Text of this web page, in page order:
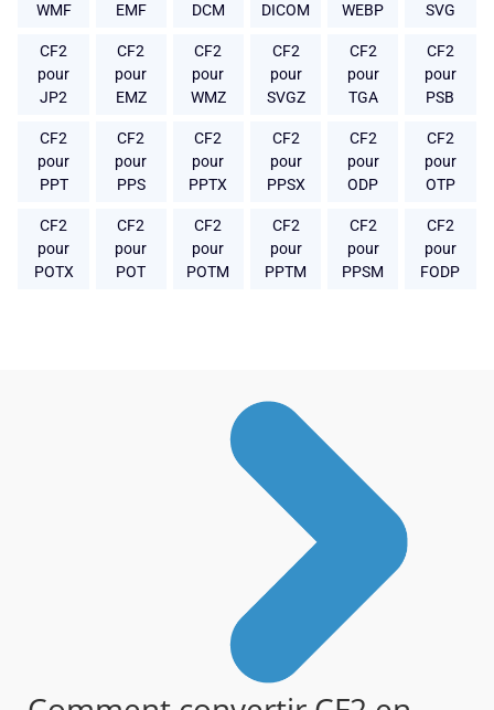
WMF
EMF
DCM
DICOM
WEBP
SVG
CF2
pour
JP2
CF2
pour
EMZ
CF2
pour
WMZ
CF2
pour
SVGZ
CF2
pour
TGA
CF2
pour
PSB
CF2
pour
PPT
CF2
pour
PPS
CF2
pour
PPTX
CF2
pour
PPSX
CF2
pour
ODP
CF2
pour
OTP
CF2
pour
POTX
CF2
pour
POT
CF2
pour
POTM
CF2
pour
PPTM
CF2
pour
PPSM
CF2
pour
FODP